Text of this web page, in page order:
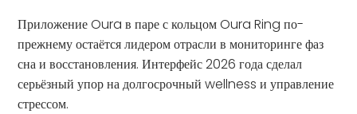
Приложение Oura в паре с кольцом Oura Ring по-
прежнему остаётся лидером отрасли в мониторинге фаз
сна и восстановления. Интерфейс 2026 года сделал
серьёзный упор на долгосрочный wellness и управление
стрессом.